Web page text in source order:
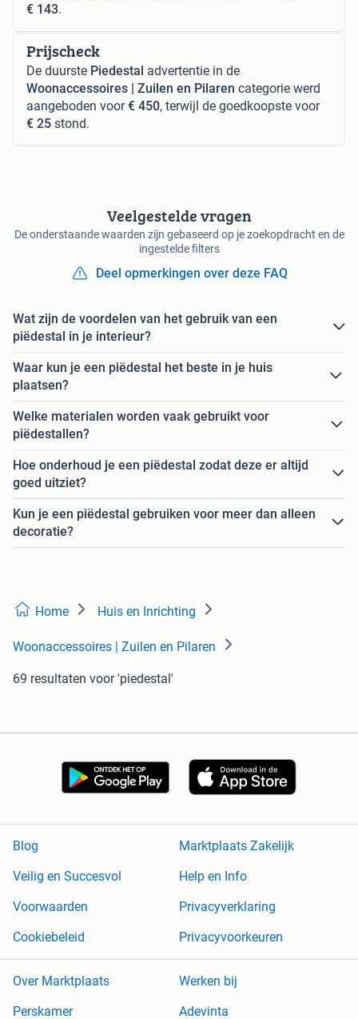
€ 143.
Prijscheck
De duurste Piedestal advertentie in de
Woonaccessoires | Zuilen en Pilaren categorie werd
aangeboden voor€ 450, terwijl de goedkoopste voor
€ 25 stond.
Veelgestelde vragen
De onderstaande waarden zijn gebaseerd op je zoekopdracht en de
ingestelde filters
Deel opmerkingen over deze FAQ
Wat zijn de voordelen van het gebruik van een
piëdestal in je interieur?
Waar kun je een piëdestal het beste in je huis
plaatsen?
Welke materialen worden vaak gebruikt voor
piëdestallen?
Hoe onderhoud je een piëdestal zodat deze er altijd
goed uitziet?
Kun je een piëdestal gebruiken voor meer dan alleen
decoratie?
Home Huis en Inrichting
Woonaccessoires | Zuilen en Pilaren
69 resultaten voor 'piedestal'
Blog
Marktplaats Zakelijk
Veilig en Succesvol
Help en Info
Voorwaarden
Privacyverklaring
Cookiebeleid
Privacyvoorkeuren
Over Marktplaats
Werken bij
Perskamer
Adevinta